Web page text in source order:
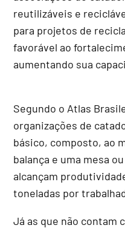
reutilizáveis e
para projetos de
favorável ao
aumentando sua
Segundo o Atlas
organizações de
básico, composto, ao
balança e uma mesa
alcançam
toneladas por
Já as que não contam